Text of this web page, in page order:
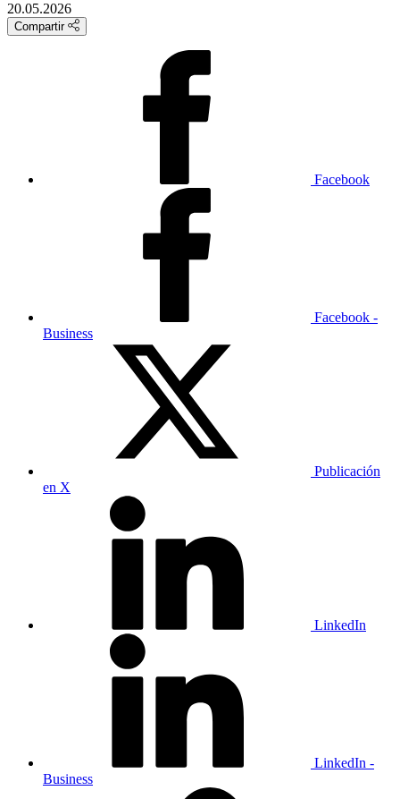
20.05.2026
Compartir
Facebook
Facebook -
Business
Publicación
en X
LinkedIn
LinkedIn -
Business